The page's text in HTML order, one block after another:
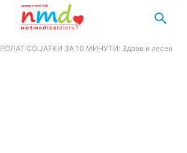
РОЛАТ СО ЈАТКИ ЗА 10 МИНУТИ: Здрав и лесен